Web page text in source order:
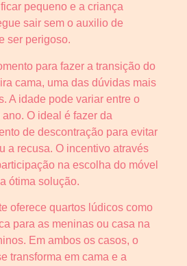
pequeno e a criança
sair sem o auxilio de
ser perigoso.
para fazer a transição do
cama, uma das dúvidas mais
A idade pode variar entre o
O ideal é fazer da
de descontração para evitar
a recusa. O incentivo através
na escolha do móvel
ótima solução.
oferece quartos lúdicos como
para as meninas ou casa na
Em ambos os casos, o
transforma em cama e a